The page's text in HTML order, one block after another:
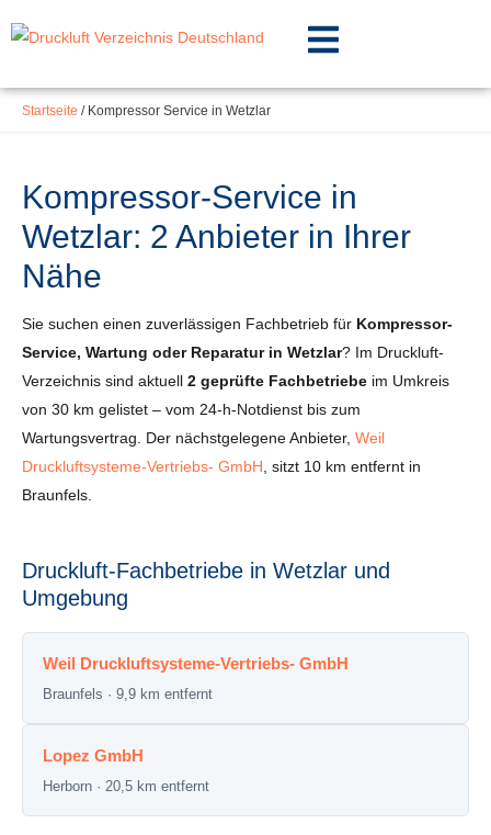
springen
Inhalt
Startseite / Kompressor Service in Wetzlar
Kompressor-Service in
Wetzlar: 2 Anbieter in Ihrer
Nähe
Sie suchen einen zuverlässigen Fachbetrieb für Kompressor-
Service, Wartung oder Reparatur in Wetzlar? Im Druckluft-
Verzeichnis sind aktuell 2 geprüfte Fachbetriebe im Umkreis
von 30 km gelistet – vom 24-h-Notdienst bis zum
Wartungsvertrag. Der nächstgelegene Anbieter, Weil
Druckluftsysteme-Vertriebs- GmbH , sitzt 10 km entfernt in
Braunfels.
Druckluft-Fachbetriebe in Wetzlar und
Umgebung
Weil Druckluftsysteme-Vertriebs- GmbH
Braunfels · 9,9 km entfernt
Lopez GmbH
Herborn · 20,5 km entfernt